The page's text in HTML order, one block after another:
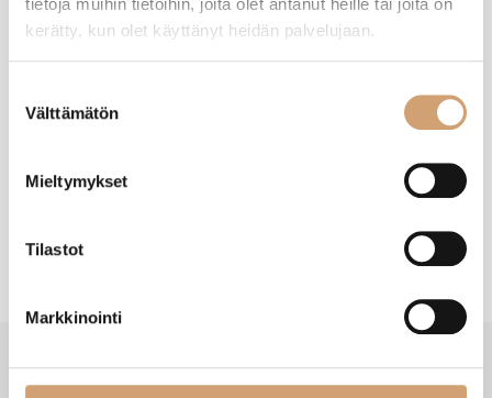
kerätty, kun olet käyttänyt heidän palvelujaan.
valinta
Välttämätön
Mieltymykset
Tilastot
Markkinointi
Paderno alumiininen leipävuoka 30 x 11cm 2L
Oliko tämä arvostelu hyödyllinen? 7 kuukautta sitten